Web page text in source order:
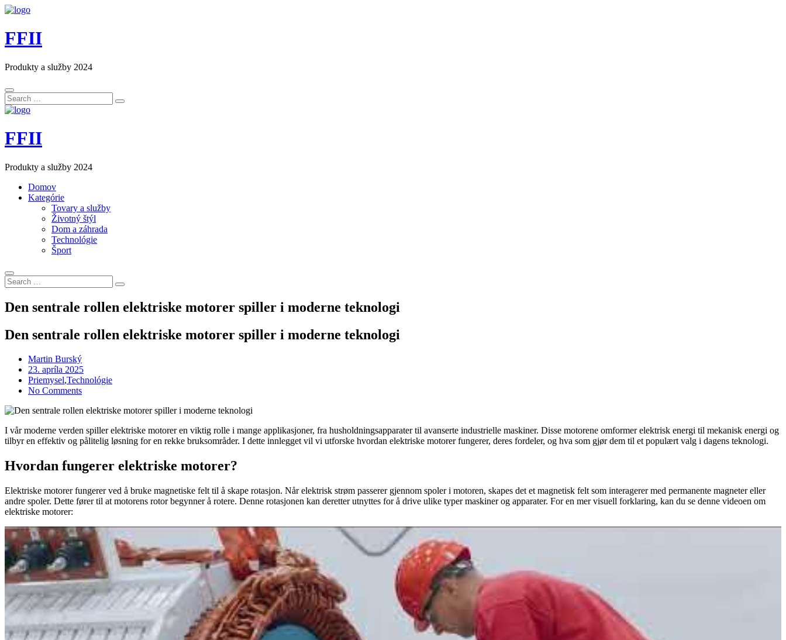
FFII
Produkty a služby 2024
Search
for:
Search
FFII
Produkty a služby 2024
Domov
Kategórie
Tovary a služby
Životný štýl
Dom a záhrada
Technológie
Šport
Search
for:
Search
Den sentrale rollen elektriske motorer spiller i moderne teknologi
Den sentrale rollen elektriske motorer spiller i moderne teknologi
Martin Burský
Posted
on
23. apríla 2025
Priemysel,Technológie
No Comments
I vår moderne verden spiller elektriske motorer en viktig rolle i mange applikasjoner, fra husholdningsapparater til avanserte industrielle maskiner. Disse motorene omformer elektrisk energi til mekanisk energi og
tilbyr en effektiv og pålitelig løsning for en rekke bruksområder. I dette innlegget vil vi utforske hvordan elektriske motorer fungerer, deres fordeler, og hva som gjør dem til et populært valg i dagens teknologi.
Hvordan fungerer elektriske motorer?
Elektriske motorer fungerer ved å bruke magnetiske felt til å skape rotasjon. Når elektrisk strøm passerer gjennom spoler i motoren, skapes det et magnetisk felt som interagerer med permanente magneter eller
andre spoler. Dette fører til at motorens rotor begynner å rotere. Denne rotasjonen kan deretter utnyttes for å drive ulike typer maskiner og apparater. For en mer visuell forklaring, kan du se denne videoen om
elektriske motorer: